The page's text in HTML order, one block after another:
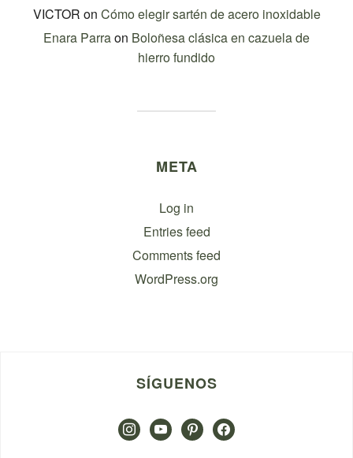
VICTOR on Cómo elegir sartén de acero inoxidable
Enara Parraon Boloñesa clásica en cazuela de
hierro fundido
META
Log in
Entries feed
Comments feed
WordPress.org
SÍGUENOS
instagramyoutubepinterestfacebook